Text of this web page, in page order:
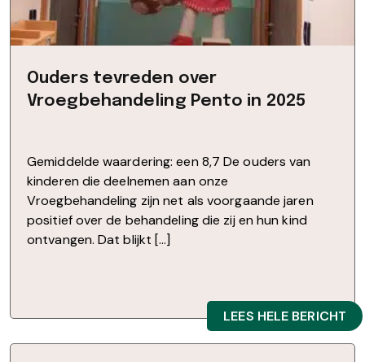
Ouders tevreden over
Vroegbehandeling Pento in 2025
Gemiddelde waardering: een 8,7 De ouders van
kinderen die deelnemen aan onze
Vroegbehandeling zijn net als voorgaande jaren
positief over de behandeling die zij en hun kind
ontvangen. Dat blijkt […]
LEES HELE BERICHT